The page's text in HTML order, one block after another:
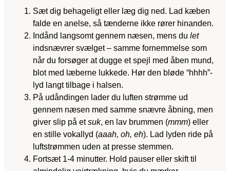
Sæt dig behageligt eller læg dig ned. Lad kæben
falde en anelse, så tænderne ikke rører hinanden.
Indånd langsomt gennem næsen, mens du let
indsnævrer svælget – samme fornemmelse som
når du forsøger at dugge et spejl med åben mund,
blot med læberne lukkede. Hør den bløde “hhhh”-
lyd langt tilbage i halsen.
På udåndingen lader du luften strømme ud
gennem næsen med samme snævre åbning, men
giver slip på etsuk, en lav brummen (mmm) eller
en stille vokallyd (aaah, oh, eh). Lad lyden ride på
luftstrømmen uden at presse stemmen.
Fortsæt 1-4 minutter. Hold pauser eller skift til